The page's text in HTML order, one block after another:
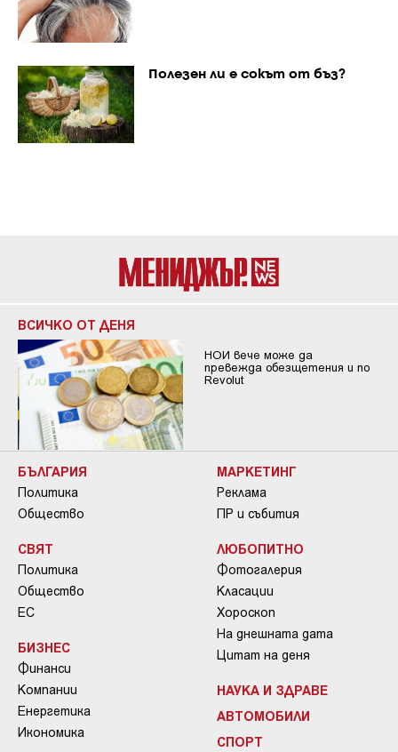
Полезен ли е сокът от бъз?
ВСИЧКО ОТ ДЕНЯ
НОИ вече може да
превежда обезщетения и по
Revolut
БЪЛГАРИЯ
Политика
Общество
СВЯТ
Политика
Общество
ЕС
БИЗНЕС
Финанси
Компании
Енергетика
Икономика
МАРКЕТИНГ
Реклама
ПР и събития
ЛЮБОПИТНО
Фотогалерия
Класации
Хороскоп
На днешната дата
Цитат на деня
НАУКА И ЗДРАВЕ
АВТОМОБИЛИ
СПОРТ